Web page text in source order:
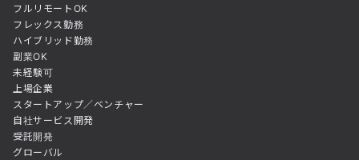
フルリモートOK
フレックス勤務
ハイブリッド勤務
副業OK
未経験可
上場企業
スタートアップ／ベンチャー
自社サービス開発
受託開発
グローバル